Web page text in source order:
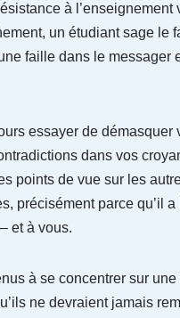
à
un étudiant sage le
faille dans le messager
essayer de démasquer
dans vos
points de vue sur les
précisément parce qu’il
et à vous.
à se concentrer sur une
ne devraient jamais